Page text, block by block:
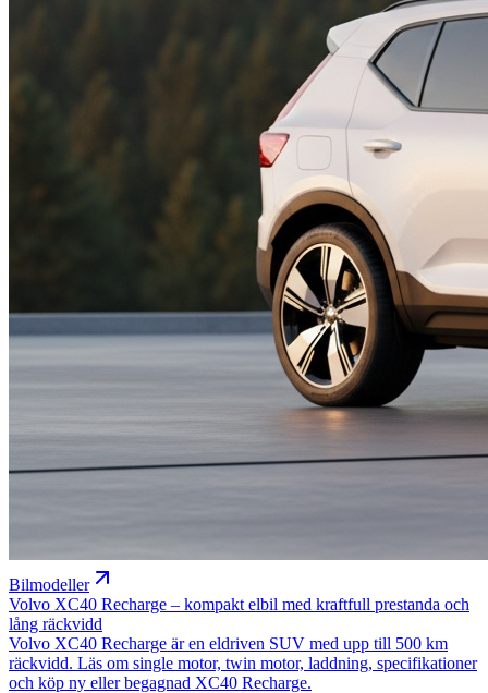
Bilmodeller
Volvo XC40 Recharge – kompakt elbil med kraftfull prestanda och
lång räckvidd
Volvo XC40 Recharge är en eldriven SUV med upp till 500 km
räckvidd. Läs om single motor, twin motor, laddning, specifikationer
och köp ny eller begagnad XC40 Recharge.